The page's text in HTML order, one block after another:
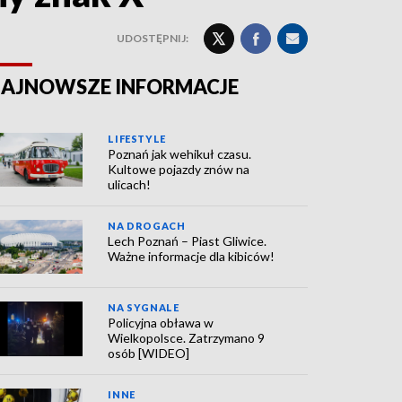
UDOSTĘPNIJ:
INFORMACJE
LIFESTYLE
Poznań jak wehikuł czasu.
Kultowe pojazdy znów na
ulicach!
NA DROGACH
Lech Poznań – Piast Gliwice.
Ważne informacje dla kibiców!
NA SYGNALE
Policyjna obława w
Wielkopolsce. Zatrzymano 9
osób [WIDEO]
INNE